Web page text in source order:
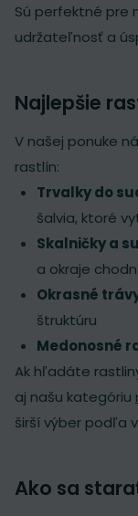
Sú perfektné pre
udržateľnosť a
Najlepšie
V našej ponuke
rastlín:
Trvalky do
šalvia, ktoré
Skalničky a
a okraje
Okrasné
štruktúru
Medonosné
Ak hľadáte
aj našu kategóriu
širší výber podľa
Ako sa